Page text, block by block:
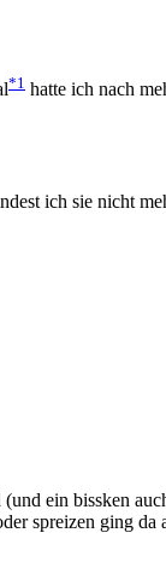
*1 hatte ich nach
ich sie nicht
ein bissken
spreizen ging da